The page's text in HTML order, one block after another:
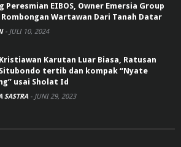
Peresmian EIBOS, Owner Emersia Group
Rombongan Wartawan Dari Tanah Datar
- JULI 10, 2024
Karutan Luar Biasa, Ratusan
Situbondo tertib dan kompak “Nyate
usai Sholat Id
SASTRA - JUNI 29, 2023